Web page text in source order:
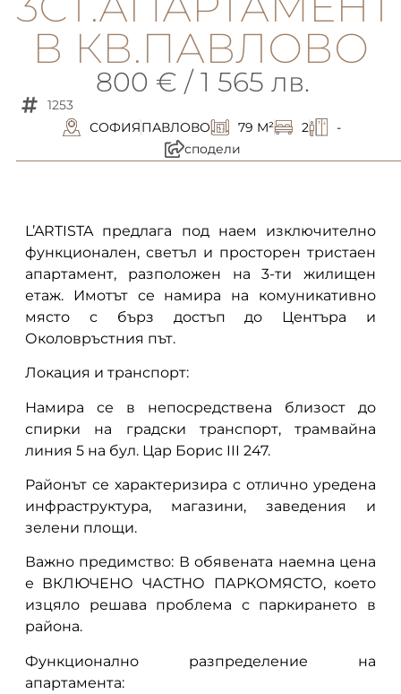
В КВ.ПАВЛОВО
800 € / 1 565 лв.
1253
СОФИЯПАВЛОВО 79 M² 2
-
сподели
L’ARTISTA предлага под наем изключително
функционален, светъл и просторен тристаен
апартамент, разположен на 3-ти жилищен
етаж. Имотът се намира на комуникативно
място с бърз достъп до Центъра и
Околовръстния път.
Локация и транспорт:
Намира се в непосредствена близост до
спирки на градски транспорт, трамвайна
линия 5 на бул. Цар Борис III 247.
Районът се характеризира с отлично уредена
инфраструктура, магазини, заведения и
зелени площи.
Важно предимство: В обявената наемна цена
е ВКЛЮЧЕНО ЧАСТНО ПАРКОМЯСТО, което
изцяло решава проблема с паркирането в
района.
Функционално разпределение на
апартамента: